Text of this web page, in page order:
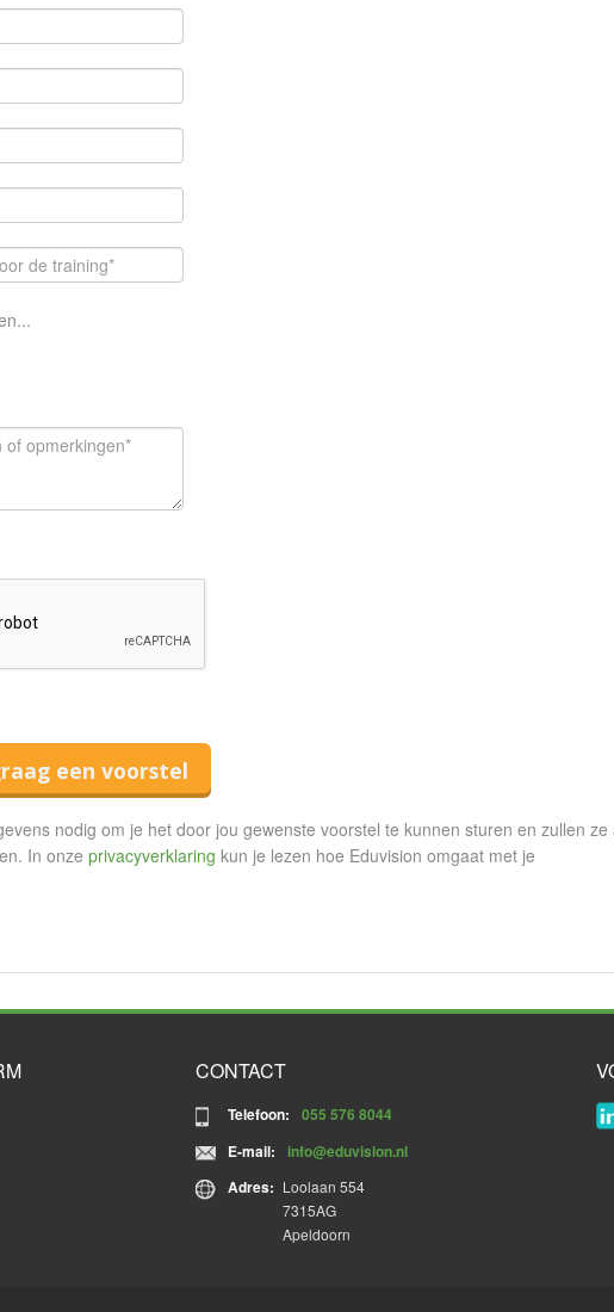
een voorstel
nodig om je het door jou gewenste voorstel te kunnen sturen en zullen ze
In onze privacyverklaring kun je lezen hoe Eduvision omgaat met je
CONTACT
Telefoon:
055 576 8044
E-mail:
info@eduvision.nl
Adres: Loolaan 554
7315AG
Apeldoorn